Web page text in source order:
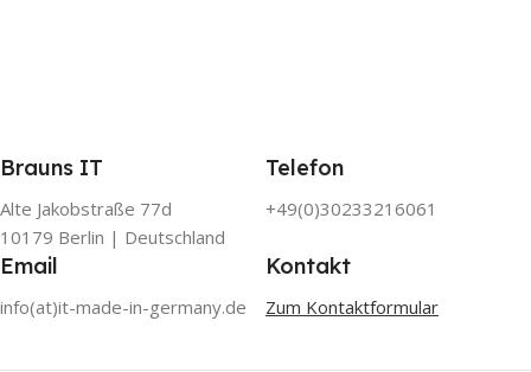
Brauns IT
Alte Jakobstraße 77d
10179 Berlin | Deutschland
Telefon
+49(0)30233216061
Email
info(at)it-made-in-germany.de
Kontakt
Zum Kontaktformular